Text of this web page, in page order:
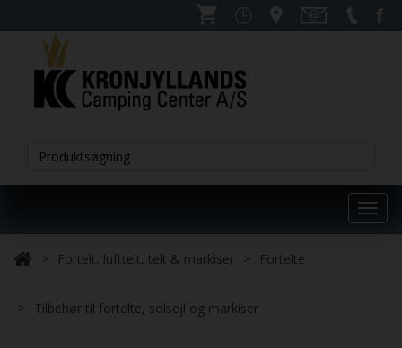
Fortelt, lufttelt, telt & markiser Fortelte
Tilbehør til fortelte, solsejl og markiser